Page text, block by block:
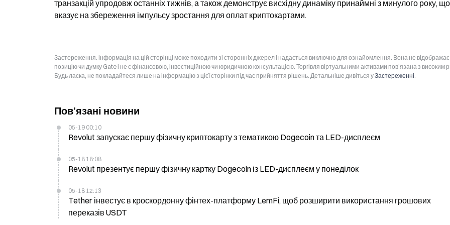
транзакцій упродовж останніх тижнів, а також демонструє висхідну динаміку принаймні з минулого року, що
вказує на збереження імпульсу зростання для оплат криптокартами.
Застереження: інформація на цій сторінці може походити зі сторонніх джерел і надається виключно для ознайомлення. Вона не відображає
позицію чи думку Gate і не є фінансовою, інвестиційною чи юридичною консультацією. Торгівля віртуальними активами пов’язана з високим
Будь ласка, не покладайтеся лише на інформацію з цієї сторінки під час прийняття рішень. Детальніше дивіться уЗастереженні.
Пов’язані новини
05-19 00:10
Revolut запускає першу фізичну криптокарту з тематикою Dogecoin та LED-дисплеєм
05-18 18:08
Revolut презентує першу фізичну картку Dogecoin із LED-дисплеєм у понеділок
05-18 12:13
Tether інвестує в кроскордонну фінтех-платформу LemFi, щоб розширити використання грошових
переказів USDT